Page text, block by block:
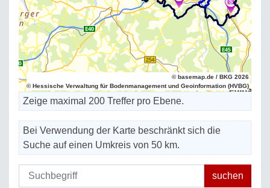
© basemap.de / BKG 2026
© Hessische Verwaltung für Bodenmanagement und Geoinformation (HVBG)
Zeige maximal 200 Treffer pro Ebene.
Bei Verwendung der Karte beschränkt sich die
Suche auf einen Umkreis von 50 km.